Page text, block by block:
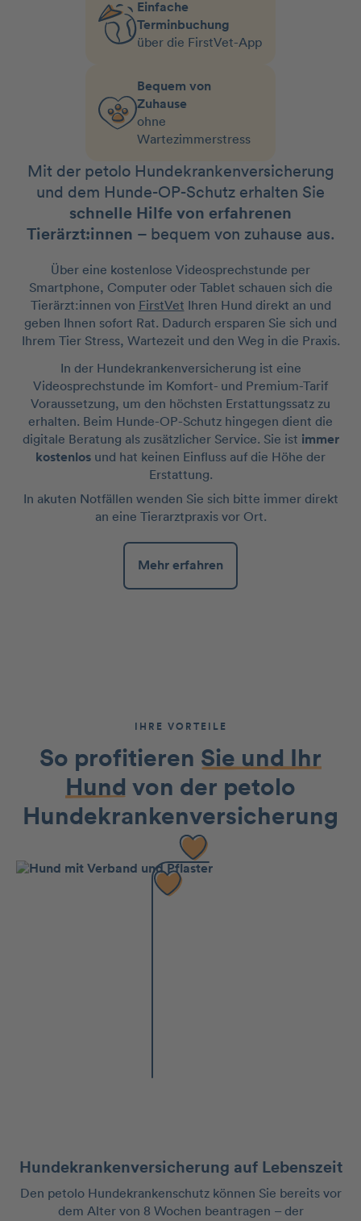
Einfache
Terminbuchung
über die FirstVet-App
Bequem von
Zuhause
ohne
Wartezimmerstress
Mit der petolo Hundekrankenversicherung
und dem Hunde-OP-Schutz erhalten Sie
schnelle Hilfe von erfahrenen
Tierärzt:innen – bequem von zuhause aus.
Über eine kostenlose Videosprechstunde per
Smartphone, Computer oder Tablet schauen sich die
Tierärzt:innen von FirstVet Ihren Hund direkt an und
geben Ihnen sofort Rat. Dadurch ersparen Sie sich und
Ihrem Tier Stress, Wartezeit und den Weg in die Praxis.
In der Hundekrankenversicherung ist eine
Videosprechstunde im Komfort- und Premium-Tarif
Voraussetzung, um den höchsten Erstattungssatz zu
erhalten. Beim Hunde-OP-Schutz hingegen dient die
digitale Beratung als zusätzlicher Service. Sie ist immer
kostenlos und hat keinen Einfluss auf die Höhe der
Erstattung.
In akuten Notfällen wenden Sie sich bitte immer direkt
an eine Tierarztpraxis vor Ort.
Mehr erfahren
IHRE VORTEILE
So profitieren Sie und Ihr
Hund von der petolo
Hundekran­kenversicherung
Hundekrankenversicherung auf Lebenszeit
Den petolo Hundekrankenschutz können Sie bereits vor
dem Alter von 8 Wochen beantragen – der